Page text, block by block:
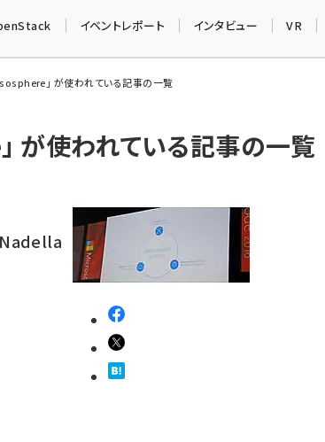
イベントレポート インタビュー VR
」 が使われている記事の一覧
が使われている記事の一覧
Nadella